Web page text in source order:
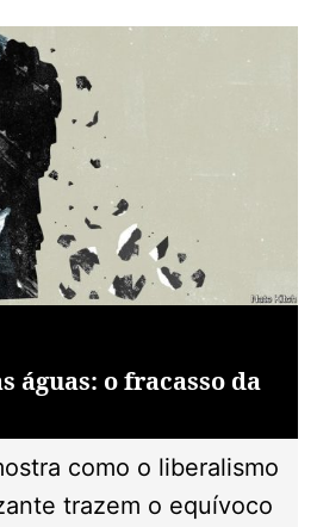
águas: o fracasso da
como o liberalismo
trazem o equívoco